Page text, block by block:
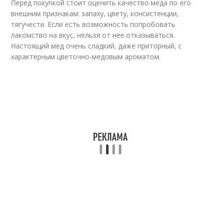
Перед покупкой стоит оценить качество меда по его
внешним признакам: запаху, цвету, консистенции,
тягучести. Если есть возможность попробовать
лакомство на вкус, нельзя от нее отказываться.
Настоящий мед очень сладкий, даже приторный, с
характерным цветочно-медовым ароматом.